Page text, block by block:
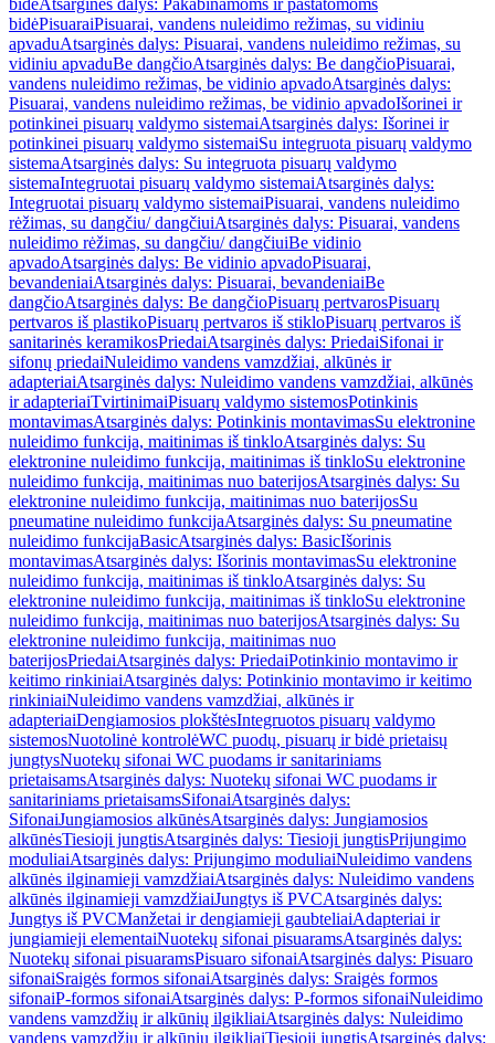
bidėAtsarginės dalys: Pakabinamoms ir pastatomoms
bidėPisuaraiPisuarai, vandens nuleidimo režimas, su vidiniu
apvaduAtsarginės dalys: Pisuarai, vandens nuleidimo režimas, su
vidiniu apvaduBe dangčioAtsarginės dalys: Be dangčioPisuarai,
vandens nuleidimo režimas, be vidinio apvadoAtsarginės dalys:
Pisuarai, vandens nuleidimo režimas, be vidinio apvadoIšorinei ir
potinkinei pisuarų valdymo sistemaiAtsarginės dalys: Išorinei ir
potinkinei pisuarų valdymo sistemaiSu integruota pisuarų valdymo
sistemaAtsarginės dalys: Su integruota pisuarų valdymo
sistemaIntegruotai pisuarų valdymo sistemaiAtsarginės dalys:
Integruotai pisuarų valdymo sistemaiPisuarai, vandens nuleidimo
rėžimas, su dangčiu/ dangčiuiAtsarginės dalys: Pisuarai, vandens
nuleidimo rėžimas, su dangčiu/ dangčiuiBe vidinio
apvadoAtsarginės dalys: Be vidinio apvadoPisuarai,
bevandeniaiAtsarginės dalys: Pisuarai, bevandeniaiBe
dangčioAtsarginės dalys: Be dangčioPisuarų pertvarosPisuarų
pertvaros iš plastikoPisuarų pertvaros iš stikloPisuarų pertvaros iš
sanitarinės keramikosPriedaiAtsarginės dalys: PriedaiSifonai ir
sifonų priedaiNuleidimo vandens vamzdžiai, alkūnės ir
adapteriaiAtsarginės dalys: Nuleidimo vandens vamzdžiai, alkūnės
ir adapteriaiTvirtinimaiPisuarų valdymo sistemosPotinkinis
montavimasAtsarginės dalys: Potinkinis montavimasSu elektronine
nuleidimo funkcija, maitinimas iš tinkloAtsarginės dalys: Su
elektronine nuleidimo funkcija, maitinimas iš tinkloSu elektronine
nuleidimo funkcija, maitinimas nuo baterijosAtsarginės dalys: Su
elektronine nuleidimo funkcija, maitinimas nuo baterijosSu
pneumatine nuleidimo funkcijaAtsarginės dalys: Su pneumatine
nuleidimo funkcijaBasicAtsarginės dalys: BasicIšorinis
montavimasAtsarginės dalys: Išorinis montavimasSu elektronine
nuleidimo funkcija, maitinimas iš tinkloAtsarginės dalys: Su
elektronine nuleidimo funkcija, maitinimas iš tinkloSu elektronine
nuleidimo funkcija, maitinimas nuo baterijosAtsarginės dalys: Su
elektronine nuleidimo funkcija, maitinimas nuo
baterijosPriedaiAtsarginės dalys: PriedaiPotinkinio montavimo ir
keitimo rinkiniaiAtsarginės dalys: Potinkinio montavimo ir keitimo
rinkiniaiNuleidimo vandens vamzdžiai, alkūnės ir
adapteriaiDengiamosios plokštėsIntegruotos pisuarų valdymo
sistemosNuotolinė kontrolėWC puodų, pisuarų ir bidė prietaisų
jungtysNuotekų sifonai WC puodams ir sanitariniams
prietaisamsAtsarginės dalys: Nuotekų sifonai WC puodams ir
sanitariniams prietaisamsSifonaiAtsarginės dalys:
SifonaiJungiamosios alkūnėsAtsarginės dalys: Jungiamosios
alkūnėsTiesioji jungtisAtsarginės dalys: Tiesioji jungtisPrijungimo
moduliaiAtsarginės dalys: Prijungimo moduliaiNuleidimo vandens
alkūnės ilginamieji vamzdžiaiAtsarginės dalys: Nuleidimo vandens
alkūnės ilginamieji vamzdžiaiJungtys iš PVCAtsarginės dalys:
Jungtys iš PVCManžetai ir dengiamieji gaubteliaiAdapteriai ir
jungiamieji elementaiNuotekų sifonai pisuaramsAtsarginės dalys:
Nuotekų sifonai pisuaramsPisuaro sifonaiAtsarginės dalys: Pisuaro
sifonaiSraigės formos sifonaiAtsarginės dalys: Sraigės formos
sifonaiP-formos sifonaiAtsarginės dalys: P-formos sifonaiNuleidimo
vandens vamzdžių ir alkūnių ilgikliaiAtsarginės dalys: Nuleidimo
vandens vamzdžių ir alkūnių ilgikliaiTiesioji jungtisAtsarginės dalys: